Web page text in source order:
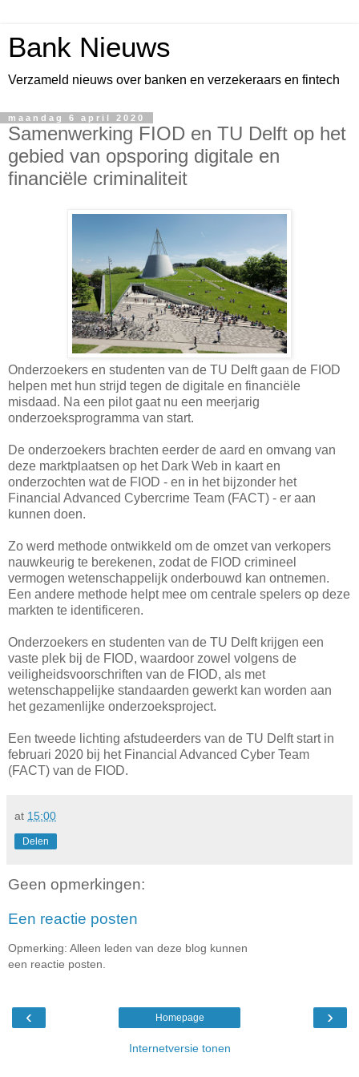
Bank Nieuws
Verzameld nieuws over banken en verzekeraars en fintech
maandag 6 april 2020
Samenwerking FIOD en TU Delft op het
gebied van opsporing digitale en
financiële criminaliteit
Onderzoekers en studenten van de TU Delft gaan de FIOD
helpen met hun strijd tegen de digitale en financiële
misdaad. Na een pilot gaat nu een meerjarig
onderzoeksprogramma van start.
De onderzoekers brachten eerder de aard en omvang van
deze marktplaatsen op het Dark Web in kaart en
onderzochten wat de FIOD - en in het bijzonder het
Financial Advanced Cybercrime Team (FACT) - er aan
kunnen doen.
Zo werd methode ontwikkeld om de omzet van verkopers
nauwkeurig te berekenen, zodat de FIOD crimineel
vermogen wetenschappelijk onderbouwd kan ontnemen.
Een andere methode helpt mee om centrale spelers op deze
markten te identificeren.
Onderzoekers en studenten van de TU Delft krijgen een
vaste plek bij de FIOD, waardoor zowel volgens de
veiligheidsvoorschriften van de FIOD, als met
wetenschappelijke standaarden gewerkt kan worden aan
het gezamenlijke onderzoeksproject.
Een tweede lichting afstudeerders van de TU Delft start in
februari 2020 bij het Financial Advanced Cyber Team
(FACT) van de FIOD.
at 15:00
Delen
Geen opmerkingen:
Een reactie posten
Opmerking: Alleen leden van deze blog kunnen
een reactie posten.
‹ ›
Homepage
Internetversie tonen